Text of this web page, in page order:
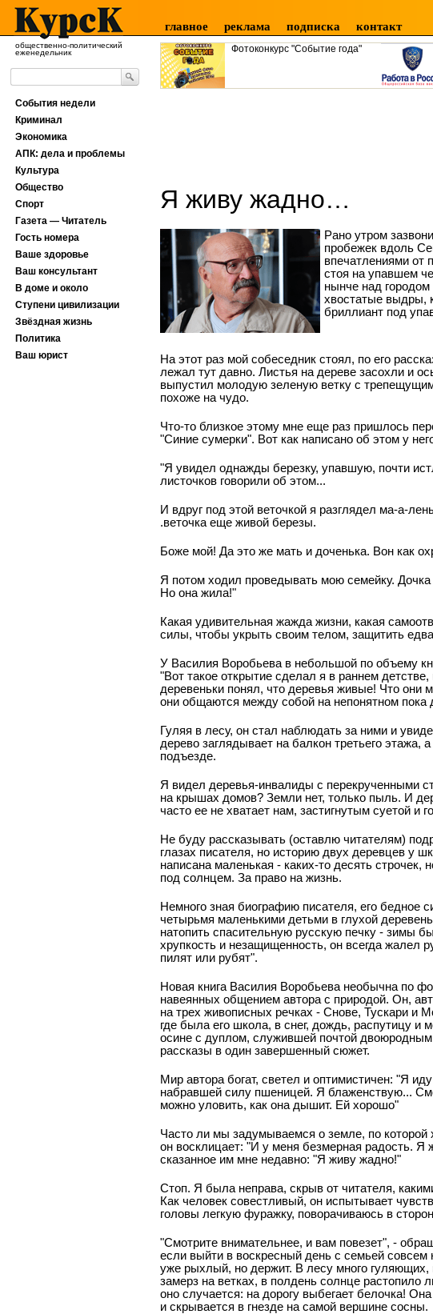
общественно-политический
еженедельник
главное реклама подписка контакт
Фотоконкурс "Событие года"
Я живу жадно…
Рано утром
пробежек вдоль
впечатлениями от
стоя на упавшем
нынче над
хвостатые выдры,
бриллиант под
На этот раз мой собеседник стоял, по его
лежал тут давно. Листья на дереве засохли и
выпустил молодую зеленую ветку с
похоже на чудо.
Что-то близкое этому мне еще раз пришлось
"Синие сумерки". Вот как написано об этом у
"Я увидел однажды березку, упавшую, почти
листочков говорили об этом...
И вдруг под этой веточкой я разглядел ма-а-
.веточка еще живой березы.
Боже мой! Да это же мать и доченька. Вон как
Я потом ходил проведывать мою семейку.
Но она жила!"
Какая удивительная жажда жизни, какая
силы, чтобы укрыть своим телом, защитить
У Василия Воробьева в небольшой по объему
"Вот такое открытие сделал я в раннем
деревеньки понял, что деревья живые! Что они
они общаются между собой на непонятном пока
Гуляя в лесу, он стал наблюдать за ними и
дерево заглядывает на балкон третьего
подъезде.
Я видел деревья-инвалиды с перекрученными
на крышах домов? Земли нет, только пыль. И
часто ее не хватает нам, застигнутым суетой и
Не буду рассказывать (оставлю читателям)
глазах писателя, но историю двух деревцев у
написана маленькая - каких-то десять
под солнцем. За право на жизнь.
Немного зная биографию писателя, его бедное
четырьмя маленькими детьми в глухой
натопить спасительную русскую печку - зимы
хрупкость и незащищенность, он всегда жалел
пилят или рубят".
Новая книга Василия Воробьева необычна по
навеянных общением автора с природой. Он,
на трех живописных речках - Снове, Тускари и
где была его школа, в снег, дождь, распутицу
осине с дуплом, служившей почтой
рассказы в один завершенный сюжет.
Мир автора богат, светел и оптимистичен: "Я
набравшей силу пшеницей. Я блаженствую...
можно уловить, как она дышит. Ей хорошо"
Часто ли мы задумываемся о земле, по которой
он восклицает: "И у меня безмерная радость.
сказанное им мне недавно: "Я живу жадно!"
Стоп. Я была неправа, скрыв от читателя,
Как человек совестливый, он испытывает
головы легкую фуражку, поворачиваюсь в
"Смотрите внимательнее, и вам повезет", -
если выйти в воскресный день с семьей
уже рыхлый, но держит. В лесу много гуляющих,
замерз на ветках, в полдень солнце
оно случается: на дорогу выбегает белочка!
и скрывается в гнезде на самой вершине сосны.
События недели
Криминал
Экономика
АПК: дела и проблемы
Культура
Общество
Спорт
Газета — Читатель
Гость номера
Ваше здоровье
Ваш консультант
В доме и около
Ступени цивилизации
Звёздная жизнь
Политика
Ваш юрист